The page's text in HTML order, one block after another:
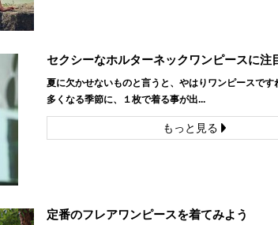
セクシーなホルターネックワンピースに注
夏に欠かせないものと言うと、やはりワンピースです
多くなる季節に、１枚で着る事が出...
もっと見る
定番のフレアワンピースを着てみよう